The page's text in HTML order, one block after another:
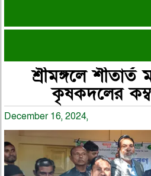
শ্রীমঙ্গলে
কৃষকদলের
December 16, 2024,